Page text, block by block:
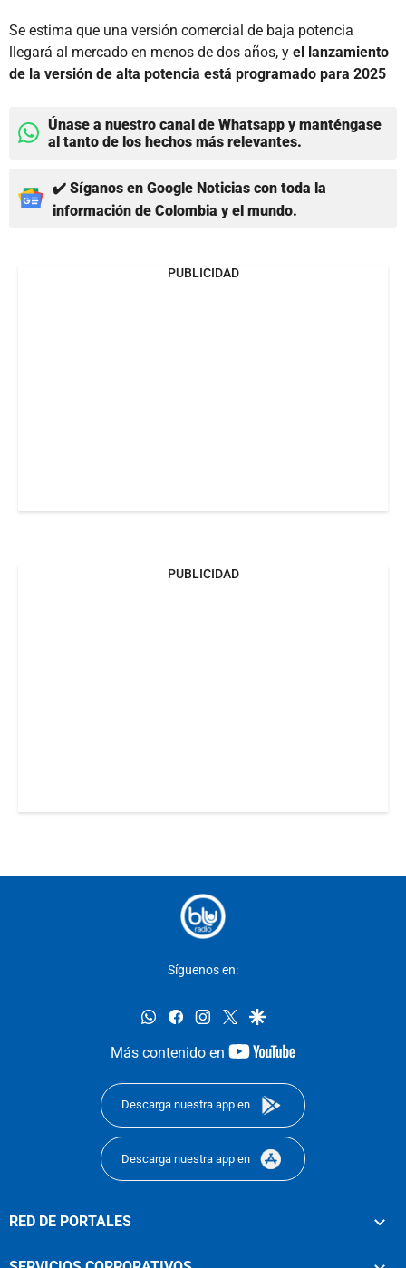
Se estima que una versión comercial de baja potencia
llegará al mercado en menos de dos años, y el lanzamiento
de la versión de alta potencia está programado para 2025
Únase a nuestro canal de Whatsapp y manténgase
al tanto de los hechos más relevantes.
✔️ Síganos en Google Noticias con toda la
información de Colombia y el mundo.
PUBLICIDAD
PUBLICIDAD
Síguenos en:
whatsappfacebookinstagram
twittergoogle
Más contenido en
youtube-
Descarga nuestra app en
Descarga nuestra app en
RED DE PORTALES